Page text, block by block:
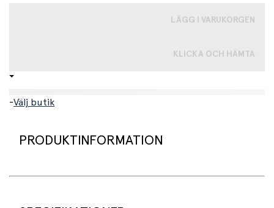
LÄGG I VARUKORGEN
KLICKA OCH HÄMTA
-Välj butik
PRODUKTINFORMATION